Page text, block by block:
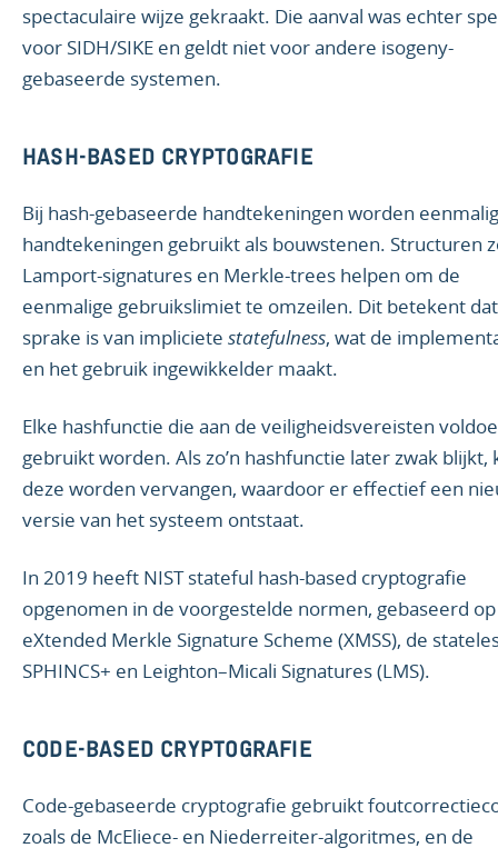
spectaculaire wijze gekraakt. Die aanval was echter
voor SIDH/SIKE en geldt niet voor andere isogeny-
gebaseerde systemen.
HASH-BASED CRYPTOGRAFIE
Bij hash-gebaseerde handtekeningen worden
handtekeningen gebruikt als bouwstenen. Structuren
Lamport-signatures en Merkle-trees helpen om de
eenmalige gebruikslimiet te omzeilen. Dit betekent
sprake is van impliciete statefulness, wat de
en het gebruik ingewikkelder maakt.
Elke hashfunctie die aan de veiligheidsvereisten
gebruikt worden. Als zo’n hashfunctie later zwak blijkt,
deze worden vervangen, waardoor er effectief een
versie van het systeem ontstaat.
In 2019 heeft NIST stateful hash-based cryptografie
opgenomen in de voorgestelde normen, gebaseerd
eXtended Merkle Signature Scheme (XMSS), de
SPHINCS+ en Leighton–Micali Signatures (LMS).
CODE-BASED CRYPTOGRAFIE
Code-gebaseerde cryptografie gebruikt
zoals de McEliece- en Niederreiter-algoritmes, en de